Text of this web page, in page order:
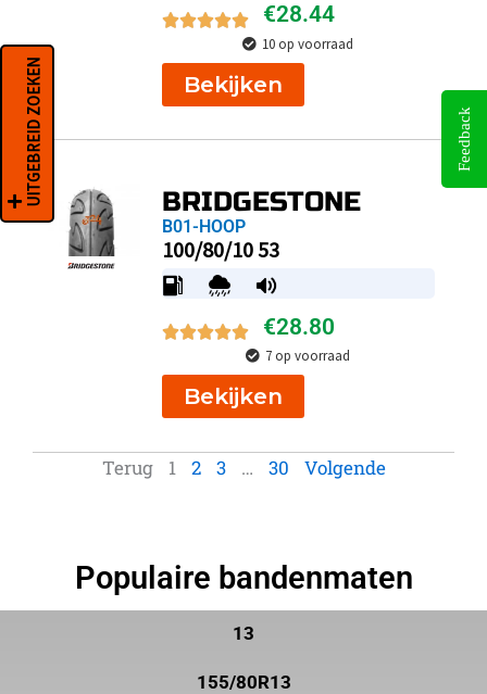
€28.44
10 op voorraad
Bekijken
BRIDGESTONE
B01-HOOP
100/80/10 53
€28.80
7 op voorraad
Bekijken
Terug 1 2 3 … 30 Volgende
Populaire bandenmaten
13
155/80R13
UITGEBREID ZOEKEN Feedback